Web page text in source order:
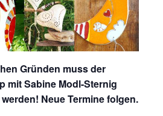
Gründen muss der
mit Sabine Modl-Sternig
Neue Termine folgen.